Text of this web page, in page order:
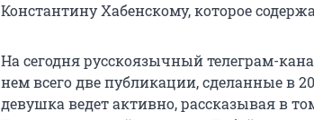
Константину Хабенскому, которое
На сегодня русскоязычный телеграм-
нем всего две публикации, сделанные в
девушка ведет активно, рассказывая в